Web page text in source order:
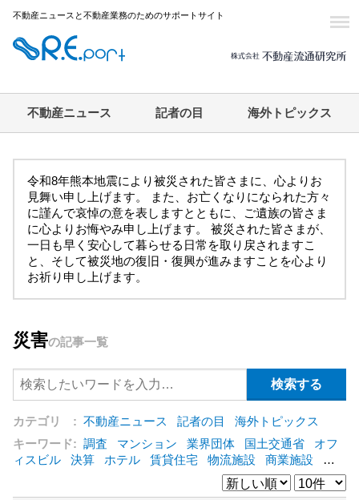
不動産ニュースと不動産業務のためのサポートサイト
不動産ニュース 記者の目 海外トピックス
令和8年熊本地震により被災された皆さまに、心よりお
見舞い申し上げます。 また、お亡くなりになられた方々
に謹んで哀悼の意を表しますとともに、ご遺族の皆さま
に心よりお悔やみ申し上げます。 被災された皆さまが、
一日も早く安心して暮らせる日常を取り戻されますこ
と、そして被災地の復旧・復興が進みますことを心より
お祈り申し上げます。
災害の記事一覧
カテゴリ : 不動産ニュース 記者の目
海外トピックス
キーワード: 調査 マンション 業界団体 国土交通省
オフ
ィスビル
決算 ホテル 賃貸住宅 物流施設 商業施設
海
東急不動産 賃料
ア
野村不動産 ZEH [+]